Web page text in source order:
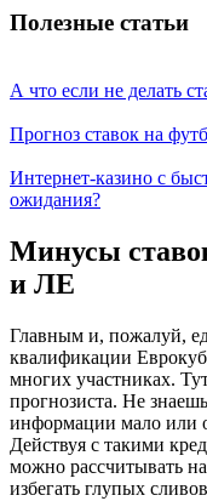
Полезные статьи
А что если не делать
Прогноз ставок на
Интернет-казино с
ожидания?
Минусы
и ЛЕ
Главным и, пожалуй,
квалификации
многих участниках.
прогнозиста. Не
информации мало или
Действуя с такими
можно рассчитывать
избегать глупых